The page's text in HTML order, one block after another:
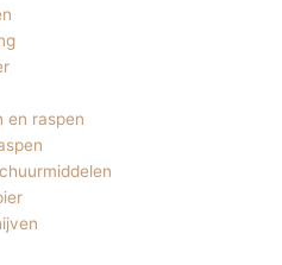
en raspen